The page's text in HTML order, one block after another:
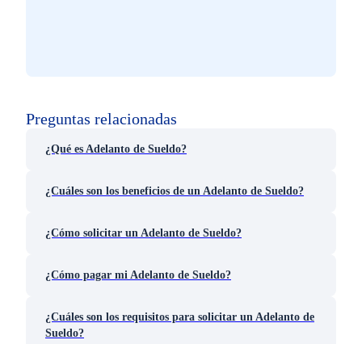
Preguntas relacionadas
¿Qué es Adelanto de Sueldo?
¿Cuáles son los beneficios de un Adelanto de Sueldo?
¿Cómo solicitar un Adelanto de Sueldo?
¿Cómo pagar mi Adelanto de Sueldo?
¿Cuáles son los requisitos para solicitar un Adelanto de
Sueldo?